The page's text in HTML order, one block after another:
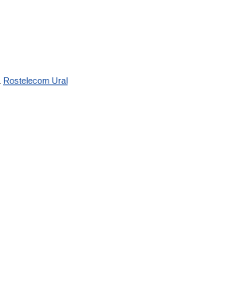
Rostelecom Ural